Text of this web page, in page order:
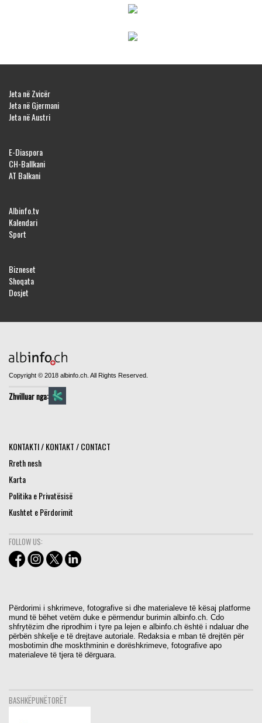
Jeta në Zvicër
Jeta në Gjermani
Jeta në Austri
E-Diaspora
CH-Ballkani
AT Balkani
Albinfo.tv
Kalendari
Sport
Bizneset
Shoqata
Dosjet
Copyright © 2018 albinfo.ch. All Rights Reserved.
Zhvilluar nga:
KONTAKTI / KONTAKT / CONTACT
Rreth nesh
Karta
Politika e Privatësisë
Kushtet e Përdorimit
FOLLOW US:
Përdorimi i shkrimeve, fotografive si dhe materialeve të kësaj platforme
mund të bëhet vetëm duke e përmendur burimin albinfo.ch. Cdo
shfrytëzim dhe riprodhim i tyre pa lejen e albinfo.ch është i ndaluar dhe
përbën shkelje e të drejtave autoriale. Redaksia e mban të drejtën për
mosbotimin dhe moskthminin e dorëshkrimeve, fotografive apo
materialeve të tjera të dërguara.
BASHKËPUNËTORËT